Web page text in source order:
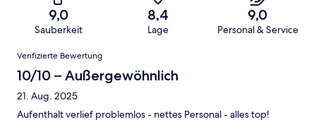
9,0
Sauberkeit
8,4
Lage
9,0
Personal & Service
Bewertungen
Verifizierte Bewertung
10/10 – Außergewöhnlich
21. Aug. 2025
Aufenthalt verlief problemlos - nettes Personal - alles top!